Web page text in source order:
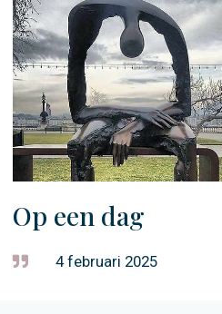
Op een dag
4 februari 2025